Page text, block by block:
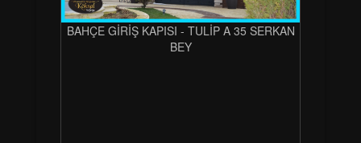
BAHÇE GİRİŞ KAPISI - TULİP A 35 SERKAN
BEY